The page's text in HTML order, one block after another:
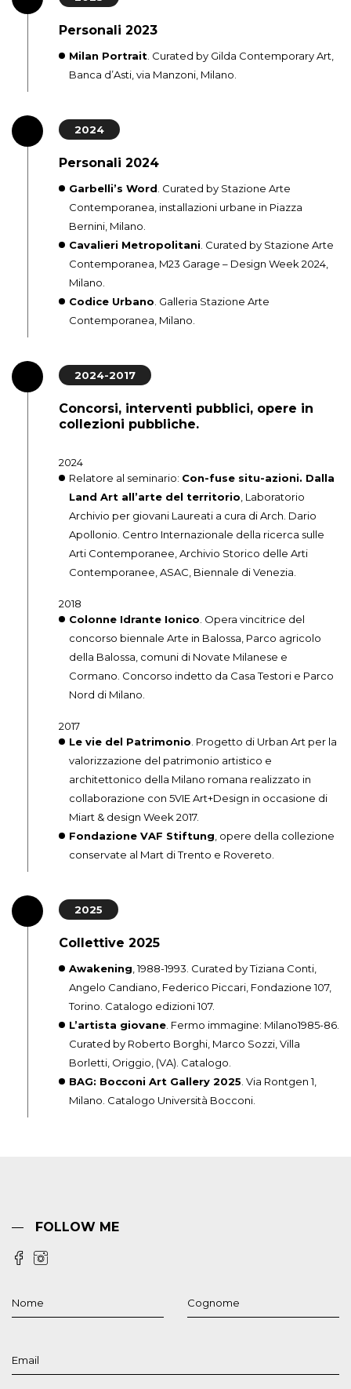
Personali 2023
Milan Portrait . Curated by Gilda Contemporary Art,
Banca d’Asti, via Manzoni, Milano.
2024
Personali 2024
Garbelli’s Word . Curated by Stazione Arte
Contemporanea, installazioni urbane in Piazza
Bernini, Milano.
Cavalieri Metropolitani . Curated by Stazione Arte
Contemporanea, M23 Garage – Design Week 2024,
Milano.
Codice Urbano . Galleria Stazione Arte
Contemporanea, Milano.
2024-2017
Concorsi, interventi pubblici, opere in
collezioni pubbliche.
2024
Relatore al seminario: Con-fuse situ-azioni. Dalla
Land Art all’arte del territorio , Laboratorio
Archivio per giovani Laureati a cura di Arch. Dario
Apollonio. Centro Internazionale della ricerca sulle
Arti Contemporanee, Archivio Storico delle Arti
Contemporanee, ASAC, Biennale di Venezia.
2018
Colonne Idrante Ionico . Opera vincitrice del
concorso biennale Arte in Balossa, Parco agricolo
della Balossa, comuni di Novate Milanese e
Cormano. Concorso indetto da Casa Testori e Parco
Nord di Milano.
2017
Le vie del Patrimonio . Progetto di Urban Art per la
valorizzazione del patrimonio artistico e
architettonico della Milano romana realizzato in
collaborazione con 5VIE Art+Design in occasione di
Miart & design Week 2017.
Fondazione VAF Stiftung , opere della collezione
conservate al Mart di Trento e Rovereto.
2025
Collettive 2025
Awakening , 1988-1993. Curated by Tiziana Conti,
Angelo Candiano, Federico Piccari, Fondazione 107,
Torino. Catalogo edizioni 107.
L’artista giovane . Fermo immagine: Milano1985-86.
Curated by Roberto Borghi, Marco Sozzi, Villa
Borletti, Origgio, (VA). Catalogo.
BAG: Bocconi Art Gallery 2025 . Via Rontgen 1,
Milano. Catalogo Università Bocconi.
FOLLOW ME